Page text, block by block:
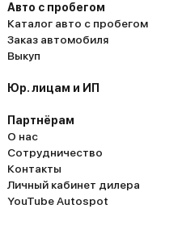
Авто с пробегом
Каталог авто с пробегом
Заказ автомобиля
Выкуп
Юр. лицам и ИП
Партнёрам
О нас
Сотрудничество
Контакты
Личный кабинет дилера
YouTube Autospot